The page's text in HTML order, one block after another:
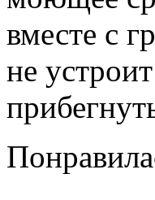
вместе с
не